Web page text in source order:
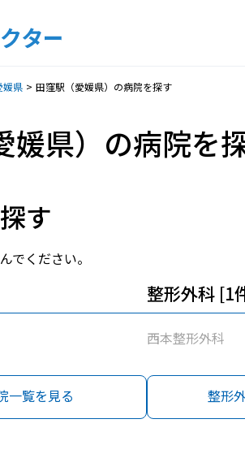
媛県 田窪駅（愛媛県）の病院を探す
媛県）の病院を
す
でください。
一覧を見る
整形外科 [1
西本整形外科
整形